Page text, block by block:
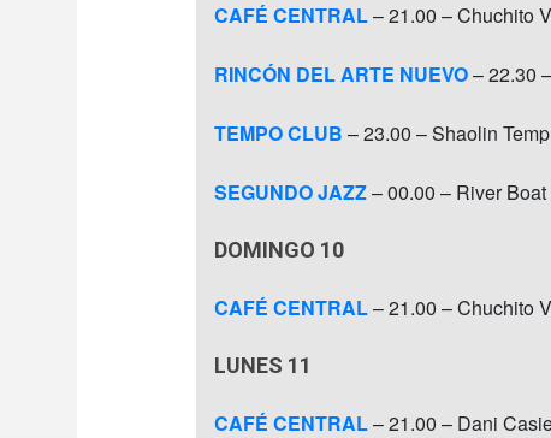
CAFÉ CENTRAL– 21.00 – Chuchito
RINCÓN DEL ARTE NUEVO– 22.30
TEMPO CLUB – 23.00 – Shaolin
SEGUNDO JAZZ– 00.00 – River
DOMINGO 10
CAFÉ CENTRAL– 21.00 – Chuchito
LUNES 11
CAFÉ CENTRAL– 21.00 – Dani